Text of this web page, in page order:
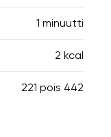
1 minuutti
2 kcal
221 pois 442